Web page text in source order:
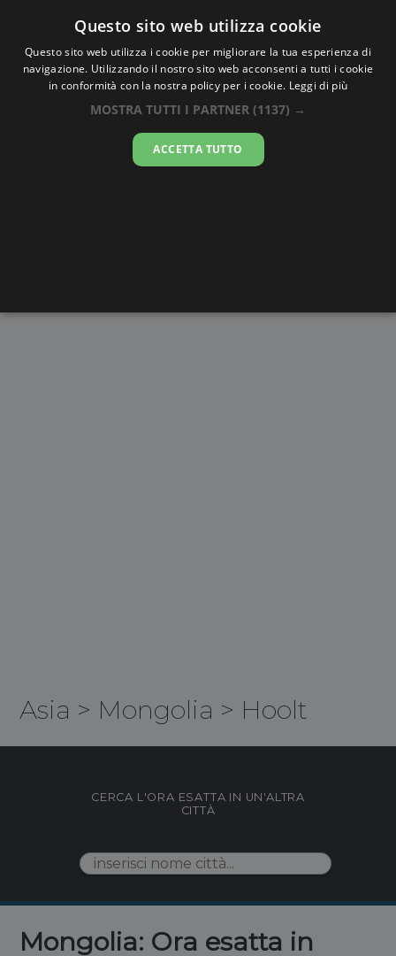
Oraesatta.co
Ora EsattaHoolt
16:51:26
Asia > Mongolia > Hoolt
CERCA L'ORA ESATTA IN UN'ALTRA
CITTÀ
Mongolia: Ora esatta in
Questo sito web utilizza cookie
Questo sito web utilizza i cookie per migliorare la tua esperienza di
navigazione. Utilizzando il nostro sito web acconsenti a tutti i cookie
in conformità con la nostra policy per i cookie. Leggi di più
MOSTRA TUTTI I PARTNER (1137) →
ACCETTA TUTTO